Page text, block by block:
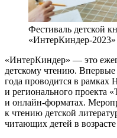
Фестиваль детской
«ИнтерКиндер-2023»
«ИнтерКиндер» — это
детскому чтению.
года проводится в рамках
и регионального проекта
и онлайн-форматах.
к чтению детской
читающих детей в возрасте